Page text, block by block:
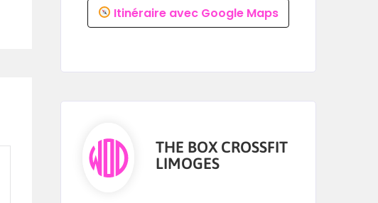
Itinéraire avec Google Maps
THE BOX CROSSFIT
LIMOGES